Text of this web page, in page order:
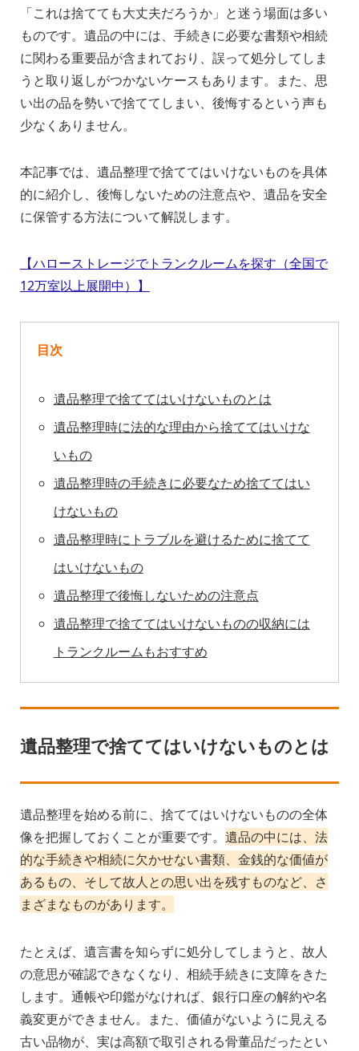
「これは捨てても大丈夫だろうか」と迷う場面は多い
ものです。遺品の中には、手続きに必要な書類や相続
に関わる重要品が含まれており、誤って処分してしま
うと取り返しがつかないケースもあります。また、思
い出の品を勢いで捨ててしまい、後悔するという声も
少なくありません。
本記事では、遺品整理で捨ててはいけないものを具体
的に紹介し、後悔しないための注意点や、遺品を安全
に保管する方法について解説します。
【ハローストレージでトランクルームを探す（全国で
12万室以上展開中）】
目次
遺品整理で捨ててはいけないものとは
遺品整理時に法的な理由から捨ててはいけな
いもの
遺品整理時の手続きに必要なため捨ててはい
けないもの
遺品整理時にトラブルを避けるために捨てて
はいけないもの
遺品整理で後悔しないための注意点
遺品整理で捨ててはいけないものの収納には
トランクルームもおすすめ
遺品整理で捨ててはいけないものとは
遺品整理を始める前に、捨ててはいけないものの全体
像を把握しておくことが重要です。 遺品の中には、法
的な手続きや相続に欠かせない書類、金銭的な価値が
あるもの、そして故人との思い出を残すものなど、さ
まざまなものがあります。
たとえば、遺言書を知らずに処分してしまうと、故人
の意思が確認できなくなり、相続手続きに支障をきた
します。通帳や印鑑がなければ、銀行口座の解約や名
義変更ができません。また、価値がないように見える
古い品物が、実は高額で取引される骨董品だったとい